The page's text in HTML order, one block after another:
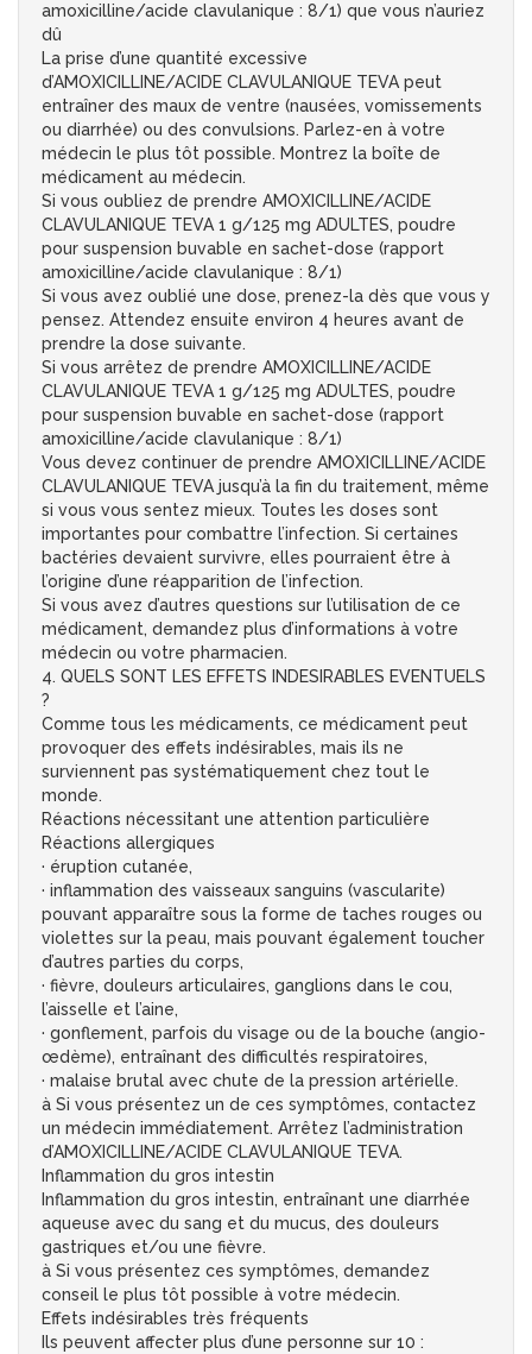
amoxicilline/acide clavulanique : 8/1) que vous n’auriez
dû
La prise d’une quantité excessive
d’AMOXICILLINE/ACIDE CLAVULANIQUE TEVA peut
entraîner des maux de ventre (nausées, vomissements
ou diarrhée) ou des convulsions. Parlez-en à votre
médecin le plus tôt possible. Montrez la boîte de
médicament au médecin.
Si vous oubliez de prendre AMOXICILLINE/ACIDE
CLAVULANIQUE TEVA 1 g/125 mg ADULTES, poudre
pour suspension buvable en sachet-dose (rapport
amoxicilline/acide clavulanique : 8/1)
Si vous avez oublié une dose, prenez-la dès que vous y
pensez. Attendez ensuite environ 4 heures avant de
prendre la dose suivante.
Si vous arrêtez de prendre AMOXICILLINE/ACIDE
CLAVULANIQUE TEVA 1 g/125 mg ADULTES, poudre
pour suspension buvable en sachet-dose (rapport
amoxicilline/acide clavulanique : 8/1)
Vous devez continuer de prendre AMOXICILLINE/ACIDE
CLAVULANIQUE TEVA jusqu’à la fin du traitement, même
si vous vous sentez mieux. Toutes les doses sont
importantes pour combattre l’infection. Si certaines
bactéries devaient survivre, elles pourraient être à
l’origine d’une réapparition de l’infection.
Si vous avez d’autres questions sur l’utilisation de ce
médicament, demandez plus d’informations à votre
médecin ou votre pharmacien.
4. QUELS SONT LES EFFETS INDESIRABLES EVENTUELS
?
Comme tous les médicaments, ce médicament peut
provoquer des effets indésirables, mais ils ne
surviennent pas systématiquement chez tout le
monde.
Réactions nécessitant une attention particulière
Réactions allergiques
· éruption cutanée,
· inflammation des vaisseaux sanguins (vascularite)
pouvant apparaître sous la forme de taches rouges ou
violettes sur la peau, mais pouvant également toucher
d’autres parties du corps,
· fièvre, douleurs articulaires, ganglions dans le cou,
l’aisselle et l’aine,
· gonflement, parfois du visage ou de la bouche (angio-
œdème), entraînant des difficultés respiratoires,
· malaise brutal avec chute de la pression artérielle.
à Si vous présentez un de ces symptômes, contactez
un médecin immédiatement. Arrêtez l’administration
d’AMOXICILLINE/ACIDE CLAVULANIQUE TEVA.
Inflammation du gros intestin
Inflammation du gros intestin, entraînant une diarrhée
aqueuse avec du sang et du mucus, des douleurs
gastriques et/ou une fièvre.
à Si vous présentez ces symptômes, demandez
conseil le plus tôt possible à votre médecin.
Effets indésirables très fréquents
Ils peuvent affecter plus d’une personne sur 10 :